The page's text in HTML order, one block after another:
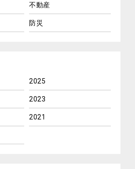
不動産
防災
2025
2023
2021